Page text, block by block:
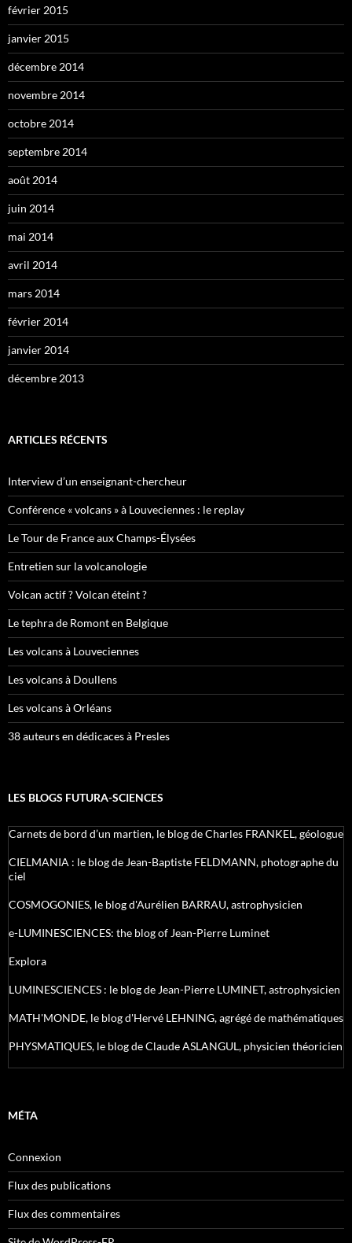
février 2015
janvier 2015
décembre 2014
novembre 2014
octobre 2014
septembre 2014
août 2014
juin 2014
mai 2014
avril 2014
mars 2014
février 2014
janvier 2014
décembre 2013
ARTICLES RÉCENTS
Interview d’un enseignant-chercheur
Conférence « volcans » à Louveciennes : le replay
Le Tour de France aux Champs-Élysées
Entretien sur la volcanologie
Volcan actif ? Volcan éteint ?
Le tephra de Romont en Belgique
Les volcans à Louveciennes
Les volcans à Doullens
Les volcans à Orléans
38 auteurs en dédicaces à Presles
LES BLOGS FUTURA-SCIENCES
Carnets de bord d’un martien, le blog de Charles FRANKEL, géologue
CIELMANIA : le blog de Jean-Baptiste FELDMANN, photographe du
ciel
COSMOGONIES, le blog d'Aurélien BARRAU, astrophysicien
e-LUMINESCIENCES: the blog of Jean-Pierre Luminet
Explora
LUMINESCIENCES : le blog de Jean-Pierre LUMINET, astrophysicien
MATH'MONDE, le blog d'Hervé LEHNING, agrégé de mathématiques
PHYSMATIQUES, le blog de Claude ASLANGUL, physicien théoricien
MÉTA
Connexion
Flux des publications
Flux des commentaires